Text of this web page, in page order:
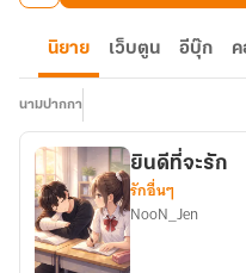
นิยาย เว็บตูน อีบุ๊ก ค
นามปากกา
ยินดีที่จะรัก
รักอื่นๆ
NooN_Jen